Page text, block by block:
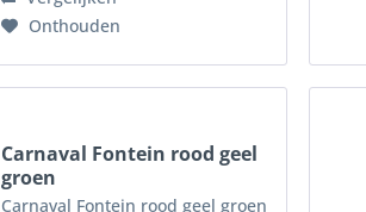
Onthouden
Carnaval Fontein rood geel
groen
Carnaval Fontein rood geel groen